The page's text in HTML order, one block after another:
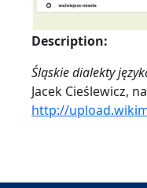
Description:
Śląskie dialekty
Jacek Cieślewicz,
http://